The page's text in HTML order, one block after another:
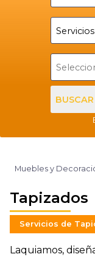
BUSCAR
Muebles y
Tapizados
Servicios de
Laquiamos,